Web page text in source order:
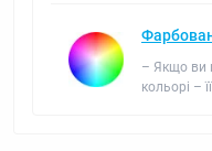
– Якщо ви
кольорі –